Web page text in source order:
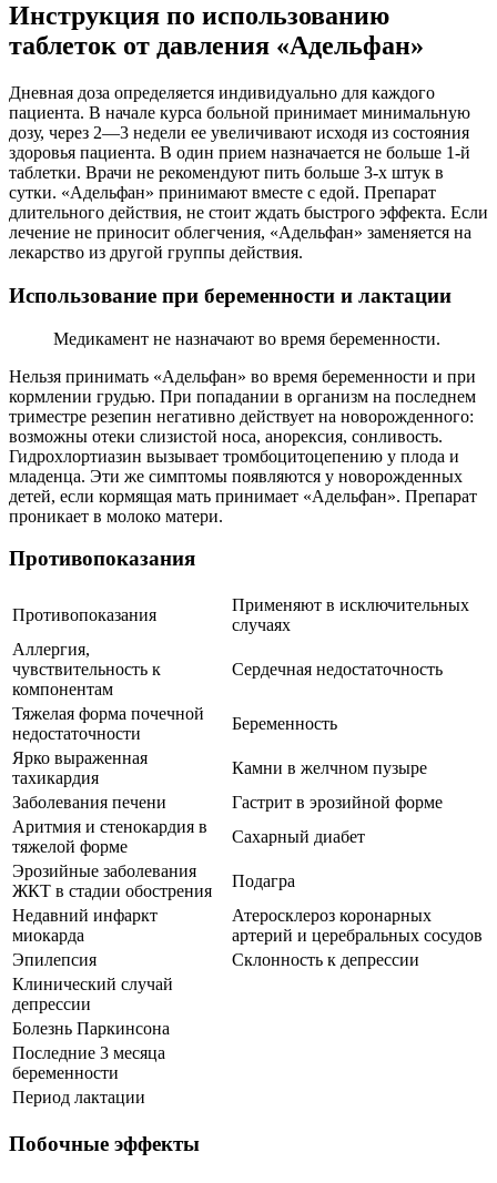
Инструкция по использованию
таблеток от давления «Адельфан»
Дневная доза определяется индивидуально для каждого
пациента. В начале курса больной принимает минимальную
дозу, через 2―3 недели ее увеличивают исходя из состояния
здоровья пациента. В один прием назначается не больше 1-й
таблетки. Врачи не рекомендуют пить больше 3-х штук в
сутки. «Адельфан» принимают вместе с едой. Препарат
длительного действия, не стоит ждать быстрого эффекта. Если
лечение не приносит облегчения, «Адельфан» заменяется на
лекарство из другой группы действия.
Использование при беременности и лактации
Медикамент не назначают во время беременности.
Нельзя принимать «Адельфан» во время беременности и при
кормлении грудью. При попадании в организм на последнем
триместре резепин негативно действует на новорожденного:
возможны отеки слизистой носа, анорексия, сонливость.
Гидрохлортиазин вызывает тромбоцитоцепению у плода и
младенца. Эти же симптомы появляются у новорожденных
детей, если кормящая мать принимает «Адельфан». Препарат
проникает в молоко матери.
Противопоказания
Противопоказания
Применяют в исключительных
случаях
Аллергия,
чувствительность к
компонентам
Сердечная недостаточность
Тяжелая форма почечной
недостаточности
Беременность
Ярко выраженная
тахикардия
Камни в желчном пузыре
Заболевания печени
Гастрит в эрозийной форме
Аритмия и стенокардия в
тяжелой форме
Сахарный диабет
Эрозийные заболевания
ЖКТ в стадии обострения
Подагра
Недавний инфаркт
миокарда
Атеросклероз коронарных
артерий и церебральных сосудов
Эпилепсия
Склонность к депрессии
Клинический случай
депрессии
Болезнь Паркинсона
Последние 3 месяца
беременности
Период лактации
Побочные эффекты